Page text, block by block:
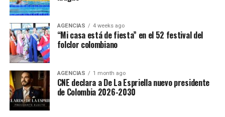
AGENCIAS 4 weeks ago
“Mi casa está de fiesta” en el 52 festival del
folclor colombiano
AGENCIAS 1 month ago
CNE declara a De La Espriella nuevo presidente
de Colombia 2026-2030